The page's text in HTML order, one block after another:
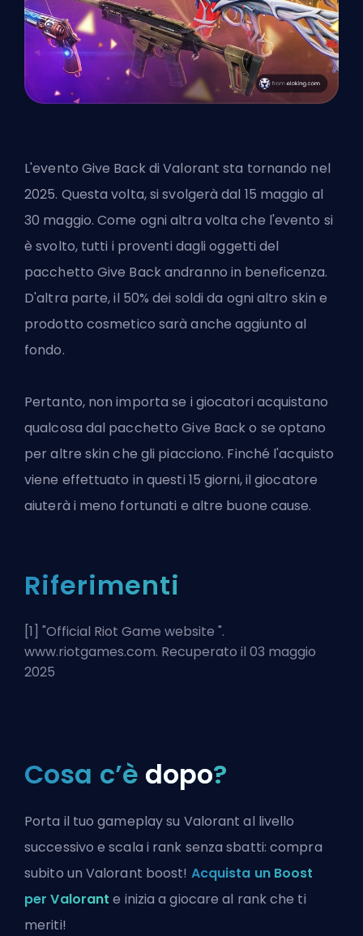
L'evento Give Back di Valorant sta tornando nel
2025. Questa volta, si svolgerà dal 15 maggio al
30 maggio. Come ogni altra volta che l'evento si
è svolto, tutti i proventi dagli oggetti del
pacchetto Give Back andranno in beneficenza.
D'altra parte, il 50% dei soldi da ogni altro skin e
prodotto cosmetico sarà anche aggiunto al
fondo.
Pertanto, non importa se i giocatori acquistano
qualcosa dal pacchetto Give Back o se optano
per altre skin che gli piacciono. Finché l'acquisto
viene effettuato in questi 15 giorni, il giocatore
aiuterà i meno fortunati e altre buone cause.
Riferimenti
[1] "Official Riot Game website ".
www.riotgames.com. Recuperato il 03 maggio
2025
Cosa c’è dopo?
Porta il tuo gameplay su Valorant al livello
successivo e scala i rank senza sbatti: compra
subito un Valorant boost! Acquista un Boost
per Valorant e inizia a giocare al rank che ti
meriti!